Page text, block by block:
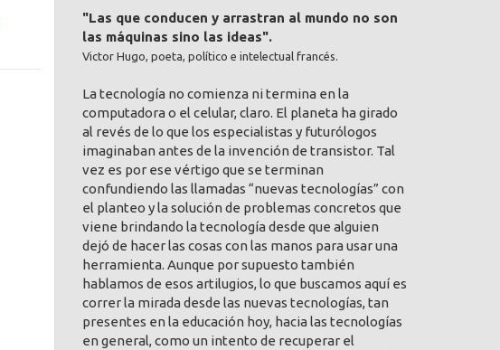
"Las que conducen y arrastran al mundo no son
las máquinas sino las ideas".
Victor Hugo, poeta, político e intelectual francés.
La tecnología no comienza ni termina en la
computadora o el celular, claro. El planeta ha girado
al revés de lo que los especialistas y futurólogos
imaginaban antes de la invención de transistor. Tal
vez es por ese vértigo que se terminan
confundiendo las llamadas “nuevas tecnologías” con
el planteo y la solución de problemas concretos que
viene brindando la tecnología desde que alguien
dejó de hacer las cosas con las manos para usar una
herramienta. Aunque por supuesto también
hablamos de esos artilugios, lo que buscamos aquí es
correr la mirada desde las nuevas tecnologías, tan
presentes en la educación hoy, hacia las tecnologías
en general, como un intento de recuperar el